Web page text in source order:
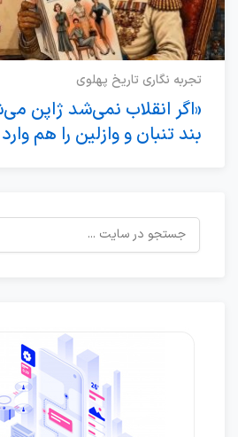
تجربه نگاری تاریخ پهلوی
«اگر انقلاب نمی‌شد ژاپن
بند تنبان و وازلین را هم
جستجو
برای: